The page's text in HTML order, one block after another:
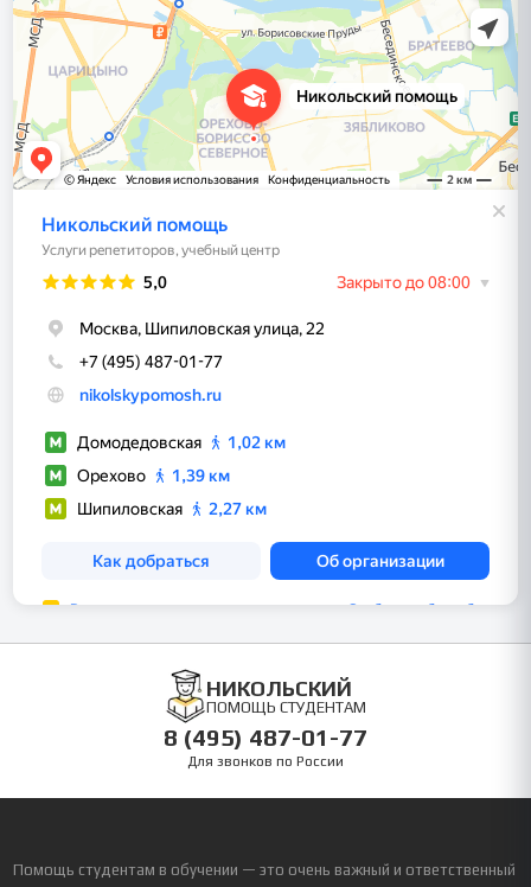
НИКОЛЬСКИЙ
ПОМОЩЬ СТУДЕНТАМ
8 (495) 487-01-77
Для звонков по России
Помощь студентам в обучении — это очень важный и ответственный